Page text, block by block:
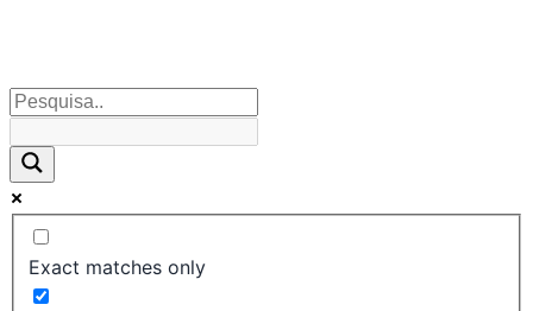
Exact matches only